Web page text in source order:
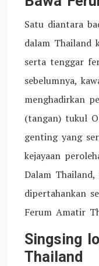
Satu diantara
dalam Thailand
serta tenggar
sebelumnya,
menghadirkan
(tangan) tukul
genting yang
kejayaan
Dalam
dipertahankan
Ferum Amatir
Singsing
Thailand